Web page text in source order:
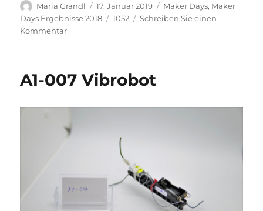
Autor
Maria Grandl
Veröffentlicht
am
17. Januar 2019 Kategorien
Maker Days, Maker
Days Ergebnisse 2018
Schlagwörter
1052
Schreiben Sie einen
Kommentarzu
A1-007 Vibrobot